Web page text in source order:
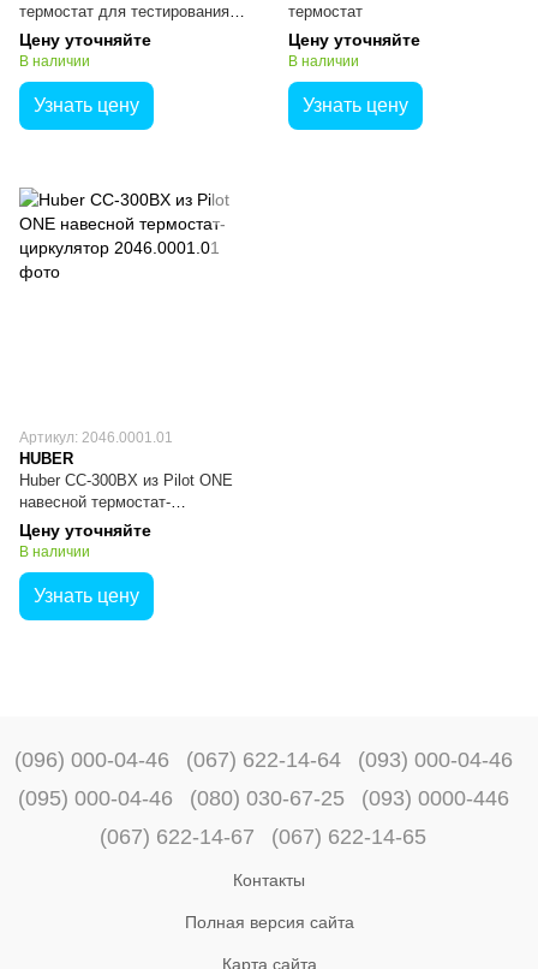
термостат для тестирования
качества пива
Цену уточняйте
В наличии
Узнать цену
термостат
Цену уточняйте
В наличии
Узнать цену
Артикул: 2046.0001.01
HUBER
Huber CC-300BX из Pilot ONE
навесной термостат-
циркулятор
Цену уточняйте
В наличии
Узнать цену
(096) 000-04-46 (067) 622-14-64
(093) 000-04-46
(095) 000-04-46
(080) 030-67-25
(093) 0000-446
(067) 622-14-67
(067) 622-14-65
Контакты
Полная версия сайта
Карта сайта